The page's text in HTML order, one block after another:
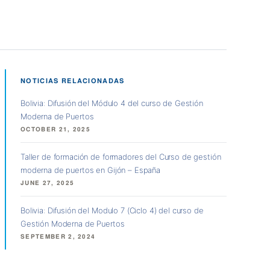
NOTICIAS RELACIONADAS
Bolivia: Difusión del Módulo 4 del curso de Gestión
Moderna de Puertos
OCTOBER 21, 2025
Taller de formación de formadores del Curso de gestión
moderna de puertos en Gijón – España
JUNE 27, 2025
Bolivia: Difusión del Modulo 7 (Ciclo 4) del curso de
Gestión Moderna de Puertos
SEPTEMBER 2, 2024